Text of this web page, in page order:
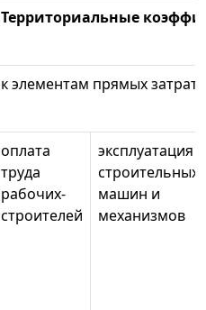
Территориальные
к элементам прямых затрат
оплата
труда
рабочих-
строителей
эксплуатация
строительных
машин и
механизмов